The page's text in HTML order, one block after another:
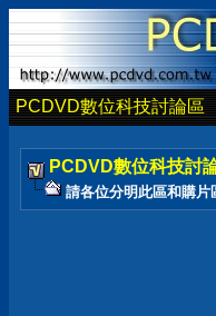
PCDVD數位科技討論區
PCDVD數位科技討
請各位分明此區和購片